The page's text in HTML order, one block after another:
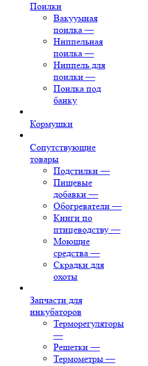
Поилки
Вакуумная
поилка —
Ниппельная
поилка —
Ниппель для
поилки —
Поилка под
банку
Кормушки
Сопутствующие
товары
Подстилки —
Пищевые
добавки —
Обогреватели —
Книги по
птицеводству —
Моющие
средства —
Скрадки для
охоты
Запчасти для
инкубаторов
Терморегуляторы
—
Решетки —
Термометры —